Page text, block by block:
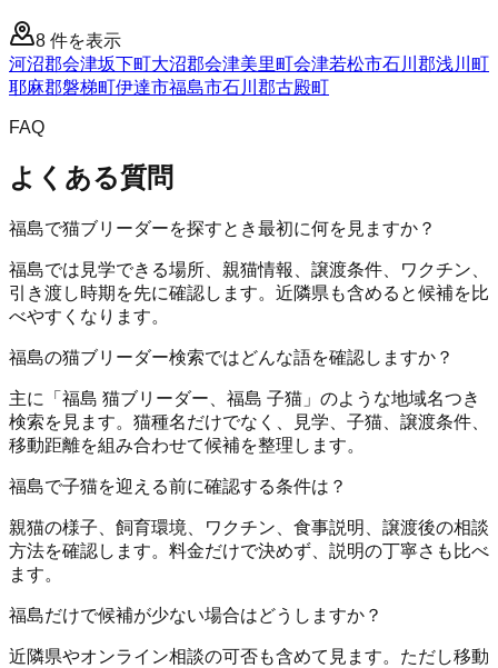
8 件を表示
河沼郡会津坂下町大沼郡会津美里町会津若松市石川郡浅川町
耶麻郡磐梯町伊達市福島市石川郡古殿町
FAQ
よくある質問
福島で猫ブリーダーを探すとき最初に何を見ますか？
福島では見学できる場所、親猫情報、譲渡条件、ワクチン、
引き渡し時期を先に確認します。近隣県も含めると候補を比
べやすくなります。
福島の猫ブリーダー検索ではどんな語を確認しますか？
主に「福島 猫ブリーダー、福島 子猫」のような地域名つき
検索を見ます。猫種名だけでなく、見学、子猫、譲渡条件、
移動距離を組み合わせて候補を整理します。
福島で子猫を迎える前に確認する条件は？
親猫の様子、飼育環境、ワクチン、食事説明、譲渡後の相談
方法を確認します。料金だけで決めず、説明の丁寧さも比べ
ます。
福島だけで候補が少ない場合はどうしますか？
近隣県やオンライン相談の可否も含めて見ます。ただし移動